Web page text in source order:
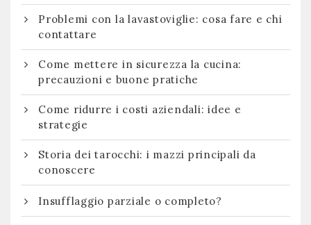
Problemi con la lavastoviglie: cosa fare e chi
contattare
Come mettere in sicurezza la cucina:
precauzioni e buone pratiche
Come ridurre i costi aziendali: idee e
strategie
Storia dei tarocchi: i mazzi principali da
conoscere
Insufflaggio parziale o completo?